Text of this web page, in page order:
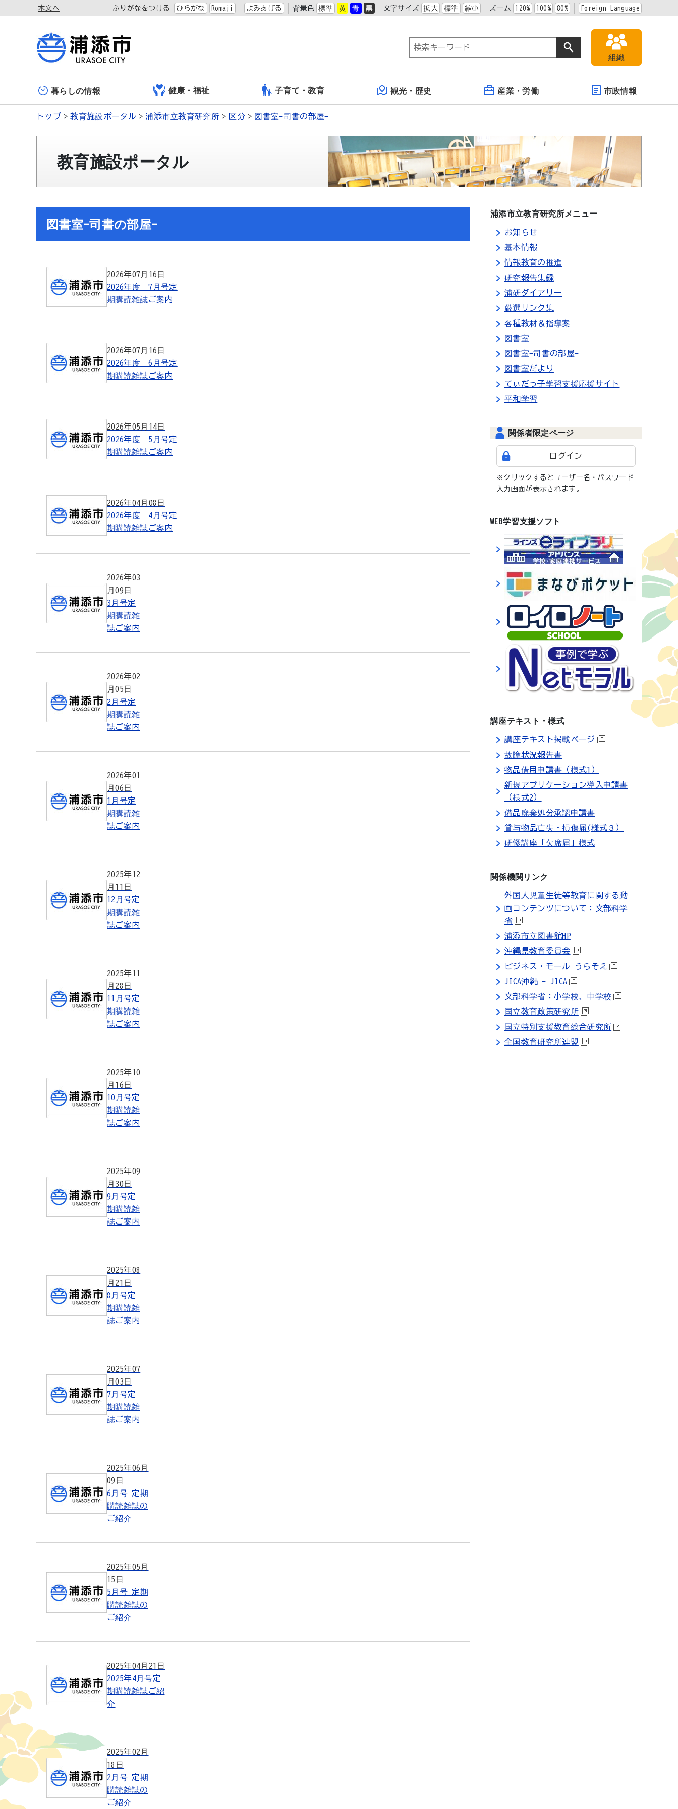
本文へ ふりがなをつける ひらがな Romaji よみあげる 背景色 標準 黄 青 黒 文字サイズ 拡大 標準 縮小 ズーム 120% 100% 80% Foreign Language
組織
暮らしの情報 健康・福祉 子育て・教育 観光・歴史 産業・労働 市政情報
トップ 教育施設ポータル 浦添市立教育研究所 区分 図書室-司書の部屋-
教育施設ポータル
図書室-司書の部屋-
2026年07月16日
2026年度 7月号定
期購読雑誌ご案内
2026年07月16日
2026年度 6月号定
期購読雑誌ご案内
2026年05月14日
2026年度 5月号定
期購読雑誌ご案内
2026年04月08日
2026年度 4月号定
期購読雑誌ご案内
2026年03
月09日
3月号定
期購読雑
誌ご案内
2026年02
月05日
2月号定
期購読雑
誌ご案内
2026年01
月06日
1月号定
期購読雑
誌ご案内
2025年12
月11日
12月号定
期購読雑
誌ご案内
2025年11
月28日
11月号定
期購読雑
誌ご案内
2025年10
月16日
10月号定
期購読雑
誌ご案内
2025年09
月30日
9月号定
期購読雑
誌ご案内
2025年08
月21日
8月号定
期購読雑
誌ご案内
2025年07
月03日
7月号定
期購読雑
誌ご案内
2025年06月
09日
6月号 定期
購読雑誌の
ご紹介
2025年05月
15日
5月号 定期
購読雑誌の
ご紹介
2025年04月21日
2025年4月号定
期購読雑誌ご紹
介
2025年02月
18日
2月号 定期
購読雑誌の
ご紹介
浦添市立教育研究所メニュー
お知らせ
基本情報
情報教育の推進
研究報告集録
浦研ダイアリー
厳選リンク集
各種教材＆指導案
図書室
図書室-司書の部屋-
図書室だより
てぃだっ子学習支援応援サイト
平和学習
関係者限定ページ
ログイン
※クリックするとユーザー名・パスワード
入力画面が表示されます。
WEB学習支援ソフト
講座テキスト・様式
講座テキスト掲載ページ
故障状況報告書
物品借用申請書（様式1）
新規アプリケーション導入申請書
（様式2）
備品廃棄処分承認申請書
貸与物品亡失・損傷届(様式３）
研修講座「欠席届」様式
関係機関リンク
外国人児童生徒等教育に関する動
画コンテンツについて：文部科学
省
浦添市立図書館HP
沖縄県教育委員会
ビジネス・モール うらそえ
JICA沖縄 - JICA
文部科学省：小学校、中学校
国立教育政策研究所
国立特別支援教育総合研究所
全国教育研究所連盟